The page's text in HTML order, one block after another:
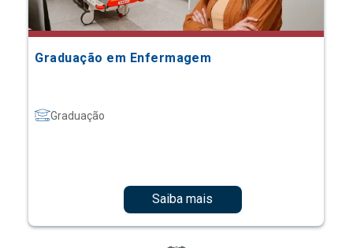
Graduação em Enfermagem
Graduação
Saiba mais